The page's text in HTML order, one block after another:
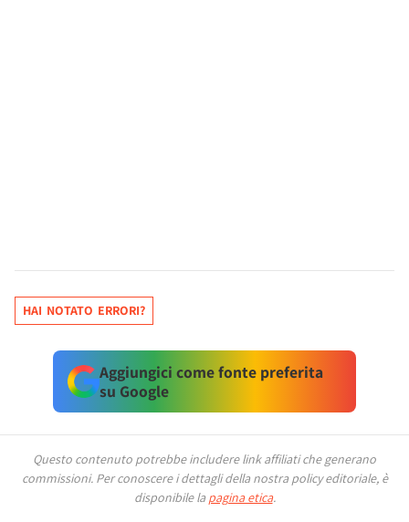
HAI NOTATO ERRORI?
Aggiungici come fonte preferita
su Google
Questo contenuto potrebbe includere link affiliati che generano
commissioni. Per conoscere i dettagli della nostra policy editoriale, è
disponibile la pagina etica.